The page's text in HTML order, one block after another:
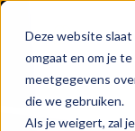
Deze website
omgaat en om je
meetgegevens
die we gebruiken.
Als je weigert, zal